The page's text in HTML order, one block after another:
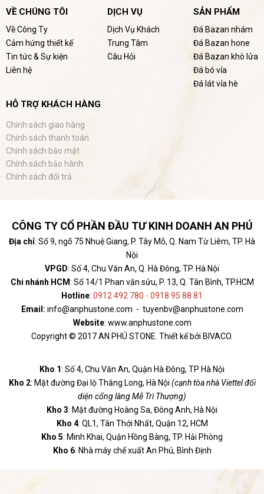
VỀ CHÚNG TÔI
Về Công Ty
Cảm hứng thiết kế
Tin tức & Sự kiện
Liên hệ
DỊCH VỤ
Dịch Vụ Khách
Trung Tâm
Câu Hỏi
SẢN PHẨM
Đá Bazan nhám
Đá Bazan hone
Đá Bazan khò lửa
Đá bó vỉa
Đá lát vỉa hè
HỖ TRỢ KHÁCH HÀNG
Chính sách giao hàng
Chính sách thanh toán
Chính sách bảo mật
Chính sách bảo hành
Chính sách đổi trả
CÔNG TY CỔ PHẦN ĐẦU TƯ KINH DOANH AN PHÚ
Địa chỉ: Số 9, ngõ 75 Nhuệ Giang, P. Tây Mỗ, Q. Nam Từ Liêm, TP. Hà
Nội
VPGD: Số 4, Chu Văn An, Q. Hà Đông, TP. Hà Nội
Chi nhánh HCM: Số 14/1 Phan văn sửu, P. 13, Q. Tân Bình, TP.HCM
Hotline: 0912 492 780 - 0918 95 88 81
Email: info@anphustone.com - tuyenbv@anphustone.com
Website: www.anphustone.com
Copyright © 2017 AN PHÚ STONE. Thiết kế bởi BIVACO.
Kho 1: Số 4, Chu Văn An, Quận Hà Đông, TP Hà Nội
Kho 2: Mặt đường Đại lộ Thăng Long, Hà Nội (cạnh tòa nhà Viettel đối
diện cổng làng Mễ Trì Thượng)
Kho 3: Mặt đường Hoàng Sa, Đông Anh, Hà Nội
Kho 4: QL1, Tân Thới Nhất, Quận 12, HCM
Kho 5: Minh Khai, Quận Hồng Bàng, TP. Hải Phòng
Kho 6: Nhà máy chế xuất An Phú, Bình Định